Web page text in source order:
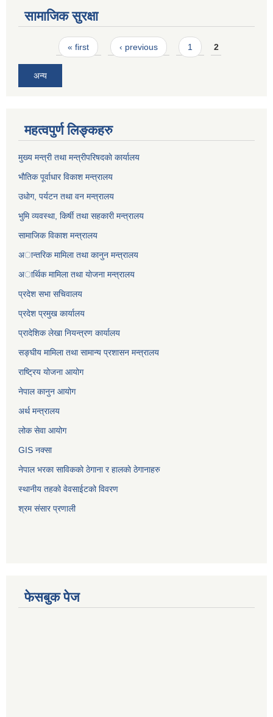
सामाजिक सुरक्षा
Pages« first ‹ previous 1 2
अन्य
महत्वपुर्ण लिङ्कहरु
मुख्य मन्त्री तथा मन्त्रीपरिषदकाे कार्यालय
भाैतिक पूर्वाधार विकाश मन्त्रालय
उधाेग, पर्यटन तथा वन मन्त्रालय
भुमि व्यवस्था, किर्षी तथा सहकारी मन्त्रालय
सामाजिक विकाश मन्त्रालय
अान्तरिक मामिला तथा कानुन मन्त्रालय
अार्थिक मामिला तथा याेजना मन्त्रालय
प्रदेश सभा सचिवालय
प्रदेश प्रमुख कार्यालय
प्रादेशिक लेखा नियन्त्रण कार्यालय
सङ्‍घीय मामिला तथा सामान्य प्रशासन मन्त्रालय
राष्ट्रिय योजना आयोग
नेपाल कानुन आयोग
अर्थ मन्त्रालय
लोक सेवा आयोग
GIS नक्सा
नेपाल भरका साविककाे ठेगाना र हालकाे ठेगानाहरु
स्थानीय तहको वेवसाईटको विवरण
श्रम संसार प्रणाली
फेसबुक पेज